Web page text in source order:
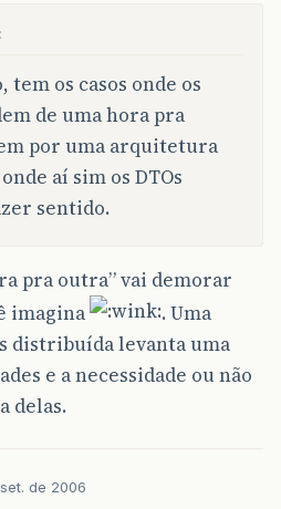
tem os casos onde os
de uma hora pra
por uma arquitetura
aí sim os DTOs
sentido.
pra outra” vai demorar
imagina
. Uma
distribuída levanta uma
e a necessidade ou não
delas.
de 2006